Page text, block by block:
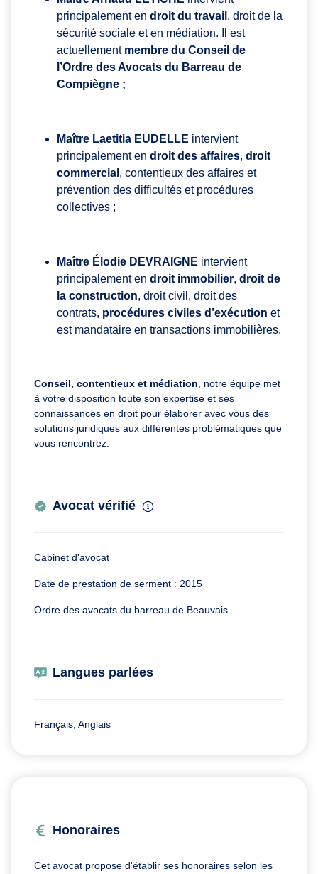
principalement en droit du travail , droit de la
sécurité sociale et en médiation. Il est
actuellement membre du Conseil de
l’Ordre des Avocats du Barreau de
Compiègne ;
Maître Laetitia EUDELLE intervient
principalement en droit des affaires, droit
commercial , contentieux des affaires et
prévention des difficultés et procédures
collectives ;
Maître Élodie DEVRAIGNE intervient
principalement en droit immobilier, droit de
la construction, droit civil, droit des
contrats, procédures civiles d’exécution et
est mandataire en transactions immobilières.
Conseil, contentieux et médiation , notre équipe met
à votre disposition toute son expertise et ses
connaissances en droit pour élaborer avec vous des
solutions juridiques aux différentes problématiques que
vous rencontrez.
Avocat vérifié
Cabinet d'avocat
Date de prestation de serment : 2015
Ordre des avocats du barreau de Beauvais
Langues parlées
Français, Anglais
Honoraires
Cet avocat propose d'établir ses honoraires selon les